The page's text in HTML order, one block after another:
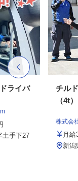
ライバ
土手下27
チル
（4t）
株式会
月
新潟